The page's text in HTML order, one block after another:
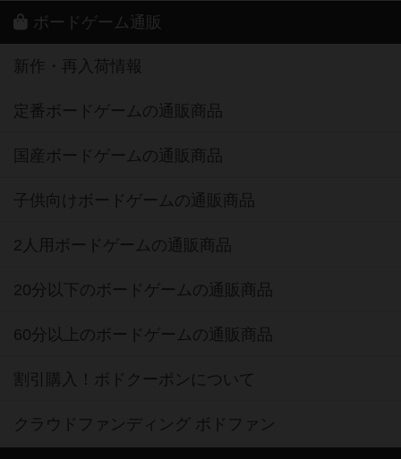
ボードゲーム通販
新作・再入荷情報
定番ボードゲームの通販商品
国産ボードゲームの通販商品
子供向けボードゲームの通販商品
2人用ボードゲームの通販商品
20分以下のボードゲームの通販商品
60分以上のボードゲームの通販商品
割引購入！ボドクーポンについて
クラウドファンディング ボドファン